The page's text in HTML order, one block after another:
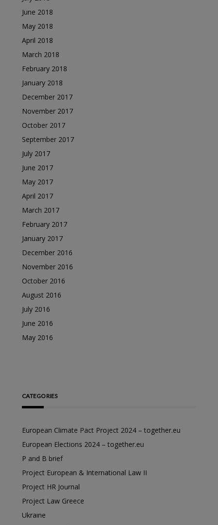
June 2018
May 2018
April 2018
March 2018
February 2018
January 2018
December 2017
November 2017
October 2017
September 2017
July 2017
June 2017
May 2017
April 2017
March 2017
February 2017
January 2017
December 2016
November 2016
October 2016
August 2016
July 2016
June 2016
May 2016
CATEGORIES
European Climate Pact Project 2024 – together.eu
European Elections 2024 – together.eu
P and B brief
Project European & International Law II
Project HR Journal
Project Law Greece
Ukraine